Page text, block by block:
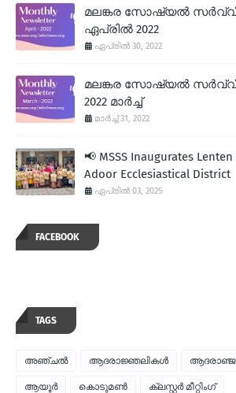
മലങ്കര സോഷ്യല്‍
ഏപ്രില്‍ 2022
ഏപ്രിൽ 30, 2022
മലങ്കര സോഷ്യല്‍
2022 മാര്‍ച്ച്
മാർച്ച് 31, 2022
📢 MSSS Inaugurates
Adoor Ecclesiastical District
ഏപ്രിൽ 03, 2025
FACEBOOK
TAGS
അഞ്ചല്‍ ആദരാജ്ഞലികള്‍
ആയൂർ കൊടുമണ്‍ ക്ലസ്റ്റര്‍ മീറ്റിംഗ്